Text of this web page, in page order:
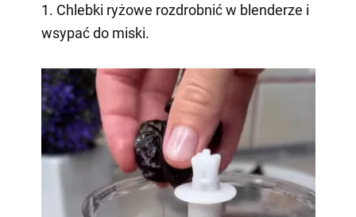
1. Chlebki ryżowe rozdrobnić w blenderze i
wsypać do miski.